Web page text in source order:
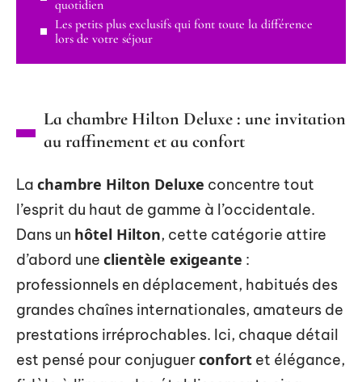
quotidien
Les petits plus exclusifs qui font toute la différence
lors de votre séjour
La chambre Hilton Deluxe : une invitation
au raffinement et au confort
La chambre Hilton Deluxe concentre tout
l’esprit du haut de gamme à l’occidentale.
Dans un hôtel Hilton, cette catégorie attire
d’abord une clientèle exigeante :
professionnels en déplacement, habitués des
grandes chaînes internationales, amateurs de
prestations irréprochables. Ici, chaque détail
est pensé pour conjuguerconfort et élégance,